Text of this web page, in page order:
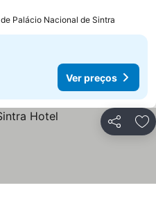
de Palácio Nacional de Sintra
Ver preços
Partilhar